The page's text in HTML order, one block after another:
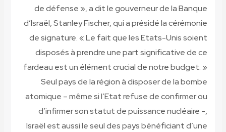
de défense », a dit le gouverneur de la Banque
d’Israël, Stanley Fischer, qui a présidé la cérémonie
de signature. « Le fait que les Etats-Unis soient
disposés à prendre une part significative de ce
fardeau est un élément crucial de notre budget. »
Seul pays de la région à disposer de la bombe
atomique – même si l’Etat refuse de confirmer ou
d’infirmer son statut de puissance nucléaire -,
Israël est aussi le seul des pays bénéficiant d’une